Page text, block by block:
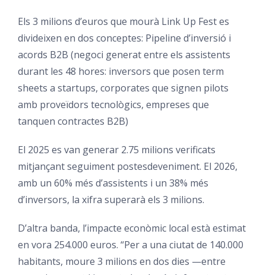
Els 3 milions d’euros que mourà Link Up Fest es
divideixen en dos conceptes: Pipeline d’inversió i
acords B2B (negoci generat entre els assistents
durant les 48 hores: inversors que posen term
sheets a startups, corporates que signen pilots
amb proveïdors tecnològics, empreses que
tanquen contractes B2B)
El 2025 es van generar 2.75 milions verificats
mitjançant seguiment postesdeveniment. El 2026,
amb un 60% més d’assistents i un 38% més
d’inversors, la xifra superarà els 3 milions.
D’altra banda, l’impacte econòmic local està estimat
en vora 254.000 euros. “Per a una ciutat de 140.000
habitants, moure 3 milions en dos dies —entre